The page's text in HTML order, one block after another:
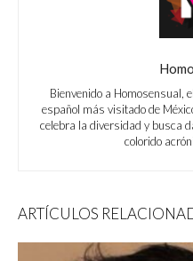
Bienvenido a Homosensual,
español más visitado de
celebra la diversidad y busca
colorido
ARTÍCULOS